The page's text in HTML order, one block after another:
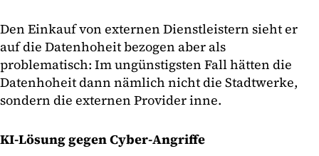
Den Einkauf von externen Dienstleistern sieht er
auf die Datenhoheit bezogen aber als
problematisch: Im ungünstigsten Fall hätten die
Datenhoheit dann nämlich nicht die Stadtwerke,
sondern die externen Provider inne.
KI-Lösung gegen Cyber-Angriffe